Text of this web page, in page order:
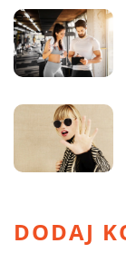
DODAJ